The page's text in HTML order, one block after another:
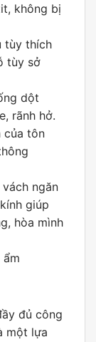
không bị
tùy thích
tùy sở
dột
rãnh hở.
của tôn
ngăn
giúp
hòa mình
đủ công
một lựa